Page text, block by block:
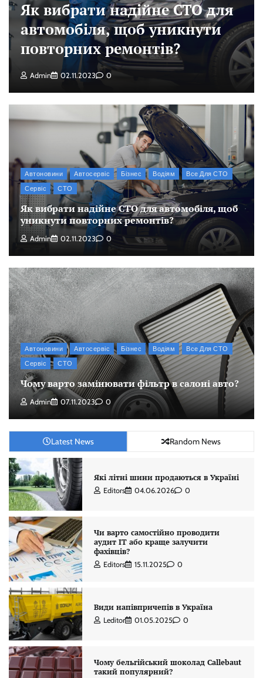
Автоновини Автосервіс Бізнес Водіям
Все Для СТО
Сервіс
СТО
Як вибрати надійне СТО для автомобіля, щоб
уникнути повторних ремонтів?
Admin 02.11.2023 0
Автоновини Автосервіс Бізнес Водіям
Все Для СТО
Сервіс
СТО
Чому варто замінювати фільтр в салоні авто?
Admin 07.11.2023 0
Як вибрати надійне СТО для
автомобіля, щоб уникнути
повторних ремонтів?
Admin 02.11.2023 0
Latest News Random News
Які літні шини продаються в Україні
Editors 04.06.2026 0
Чи варто самостійно проводити
аудит IT або краще залучити
фахівців?
Editors 15.11.2025 0
Види напівпричепів в Україна
Leditor 01.05.2025 0
Чому бельгійський шоколад Callebaut
такий популярний?